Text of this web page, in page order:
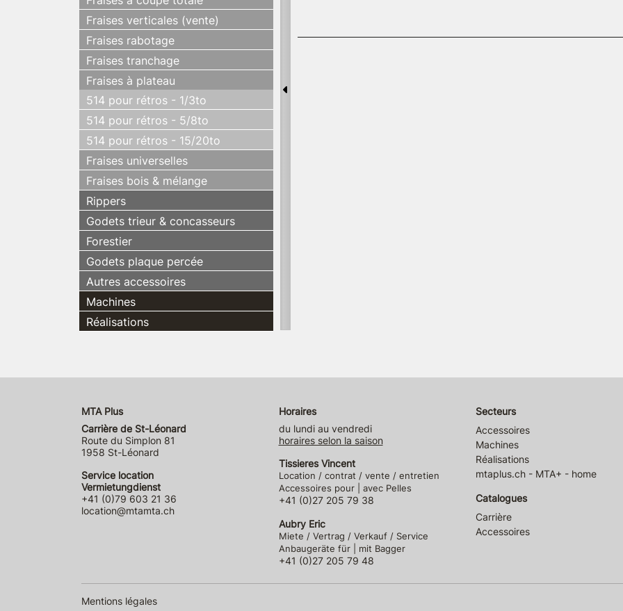
Fraises verticales (vente)
Fraises rabotage
Fraises tranchage
Fraises à plateau
514 pour rétros - 1/3to
514 pour rétros - 5/8to
514 pour rétros - 15/20to
Fraises universelles
Fraises bois & mélange
Rippers
Godets trieur & concasseurs
Forestier
Godets plaque percée
Autres accessoires
Machines
Réalisations
MTA Plus
Carrière de St-Léonard
Route du Simplon 81
1958 St-Léonard
Service location
Vermietungdienst
+41 (0)79 603 21 36
location@mtamta.ch
Horaires
du lundi au vendredi
horaires selon la saison
Tissieres Vincent
Location / contrat / vente / entretien
Accessoires pour | avec Pelles
+41 (0)27 205 79 38
Aubry Eric
Miete / Vertrag / Verkauf / Service
Anbaugeräte für | mit Bagger
+41 (0)27 205 79 48
Secteurs
Accessoires
Machines
Réalisations
mtaplus.ch - MTA+ - home
Catalogues
Carrière
Accessoires
Mentions légales